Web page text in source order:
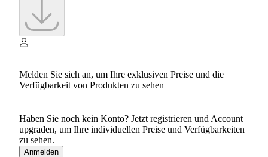
Melden Sie sich an, um Ihre exklusiven Preise und die
Verfügbarkeit von Produkten zu sehen
Haben Sie noch kein Konto? Jetzt registrieren und Account
upgraden, um Ihre individuellen Preise und Verfügbarkeiten
zu sehen.
Anmelden